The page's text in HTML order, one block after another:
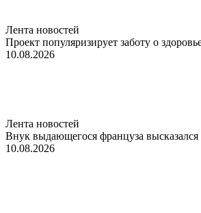
Лента новостей
Проект популяризирует заботу о
10.08.2026
Лента новостей
Внук выдающегося француза высказался
10.08.2026